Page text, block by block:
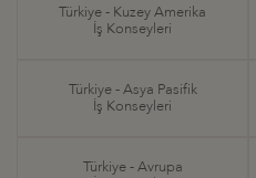
Türkiye - Kuzey Amerika
İş Konseyleri
Türkiye - Asya Pasifik
İş Konseyleri
Türkiye - Avrupa